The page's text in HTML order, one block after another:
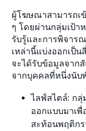
ผู้โฆษณาสามารถเ
ๆ โดยผ่านกลุ่มเป้า
รับรู้และการพิจาร
เหล่านี้แบ่งออกเป็น
จะได้รับข้อมูลจาก
จากบุคคลที่หนึ่งนับ
ไลฟ์สไตล์: กลุ่
ออกแบบมาเพื่
สะท้อนพฤติก